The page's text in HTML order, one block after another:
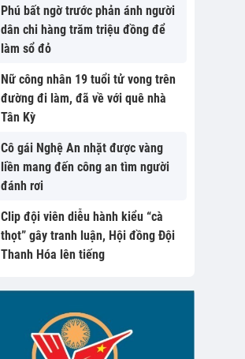
Phú bất ngờ trước phản ánh người
dân chi hàng trăm triệu đồng để
làm sổ đỏ
Nữ công nhân 19 tuổi tử vong trên
đường đi làm, đã về với quê nhà
Tân Kỳ
Cô gái Nghệ An nhặt được vàng
liền mang đến công an tìm người
đánh rơi
Clip đội viên diễu hành kiểu “cà
thọt” gây tranh luận, Hội đồng Đội
Thanh Hóa lên tiếng